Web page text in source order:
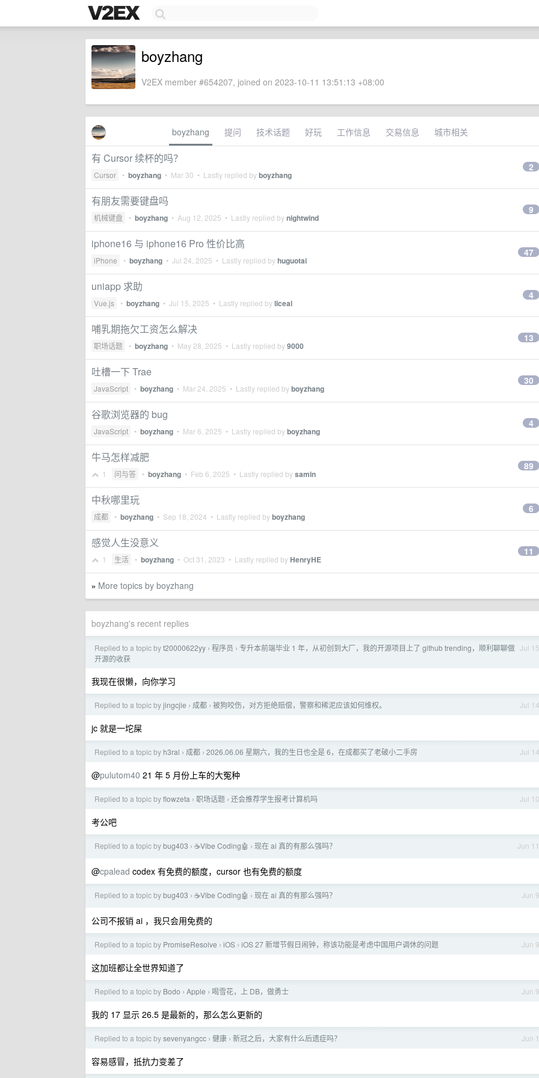
boyzhang
V2EX member #654207, joined on 2023-10-11 13:51:13 +08:00
boyzhang 提问 技术话题 好玩 工作信息 交易信息 城市相关
有 Cursor 续杯的吗？
Cursor • boyzhang • Mar 30 • Lastly replied byboyzhang
2
有朋友需要键盘吗
机械键盘 • boyzhang • Aug 12, 2025 • Lastly replied bynightwind
9
iphone16 与 iphone16 Pro 性价比高
iPhone • boyzhang • Jul 24, 2025 • Lastly replied byhuguotai
47
uniapp 求助
Vue.js • boyzhang • Jul 15, 2025 • Lastly replied byliceal
4
哺乳期拖欠工资怎么解决
职场话题 • boyzhang • May 28, 2025 • Lastly replied by9000
13
吐槽一下 Trae
JavaScript • boyzhang • Mar 24, 2025 • Lastly replied byboyzhang
30
谷歌浏览器的 bug
JavaScript • boyzhang • Mar 6, 2025 • Lastly replied byboyzhang
4
牛马怎样减肥
1 问与答 • boyzhang • Feb 6, 2025 • Lastly replied bysamin
89
中秋哪里玩
成都 • boyzhang • Sep 18, 2024 • Lastly replied byboyzhang
6
感觉人生没意义
1 生活 • boyzhang • Oct 31, 2023 • Lastly replied byHenryHE
11
» More topics by boyzhang
boyzhang's recent replies
Jul 15
Replied to a topic byt20000622yy › 程序员 › 专升本前端毕业 1 年，从初创到大厂，我的开源项目上了 github trending，顺利聊聊做
开源的收获
我现在很懒，向你学习
Jul 14
Replied to a topic byjingcjie › 成都 › 被狗咬伤，对方拒绝赔偿，警察和稀泥应该如何维权。
jc 就是一坨屎
Jul 14
Replied to a topic by h3ral › 成都 › 2026.06.06 星期六，我的生日也全是 6，在成都买了老破小二手房
@pulutom40 21 年 5 月份上车的大冤种
Jul 10
Replied to a topic byflowzeta › 职场话题 › 还会推荐学生报考计算机吗
考公吧
Jun 11
Replied to a topic bybug403 › ☕Vibe Coding🤖 › 现在 ai 真的有那么强吗？
@cpalead codex 有免费的额度，cursor 也有免费的额度
Jun 9
Replied to a topic bybug403 › ☕Vibe Coding🤖 › 现在 ai 真的有那么强吗？
公司不报销 ai ，我只会用免费的
Jun 9
Replied to a topic by PromiseResolve › iOS › iOS 27 新增节假日闹钟，称该功能是考虑中国用户调休的问题
这加班都让全世界知道了
Jun 9
Replied to a topic by Bodo › Apple › 喝雪花，上 DB，做勇士
我的 17 显示 26.5 是最新的，那么怎么更新的
Jun 1
Replied to a topic bysevenyangcc › 健康 › 新冠之后，大家有什么后遗症吗？
容易感冒，抵抗力变差了